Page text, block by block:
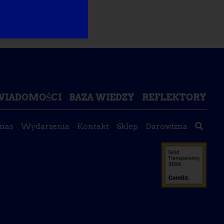
BAZA WIEDZY REFLEKTORY
Wydarzenia Kontakt Sklep Darowizna